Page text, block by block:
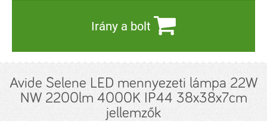
Irány a bolt
Avide Selene LED mennyezeti lámpa 22W
NW 2200lm 4000K IP44 38x38x7cm
jellemzők